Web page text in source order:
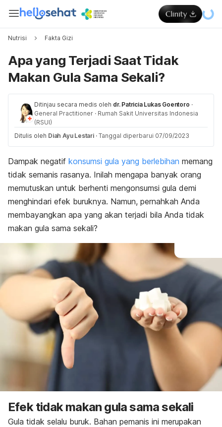
Nutrisi Fakta Gizi
Apa yang Terjadi Saat Tidak
Makan Gula Sama Sekali?
Ditinjau secara medis oleh dr. Patricia Lukas Goentoro ·
General Practitioner · Rumah Sakit Universitas Indonesia
(RSUI)
Ditulis oleh Diah Ayu Lestari · Tanggal diperbarui 07/09/2023
Dampak negatif konsumsi gula yang berlebihan memang
tidak semanis rasanya. Inilah mengapa banyak orang
memutuskan untuk berhenti mengonsumsi gula demi
menghindari efek buruknya. Namun, pernahkah Anda
membayangkan apa yang akan terjadi bila Anda tidak
makan gula sama sekali?
Efek tidak makan gula sama sekali
Gula tidak selalu buruk. Bahan pemanis ini merupakan